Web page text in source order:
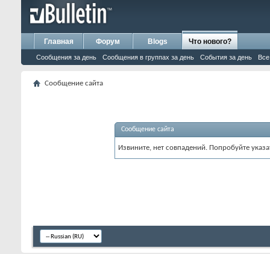
Главная Форум Blogs Что нового?
Сообщения за день Сообщения в группах за день События за день
Сообщение сайта
Сообщение сайта
Извините, нет совпадений. Попробуйте